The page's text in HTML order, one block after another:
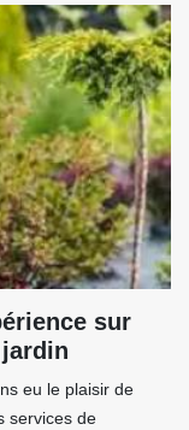
sur
eu le plaisir de
services de